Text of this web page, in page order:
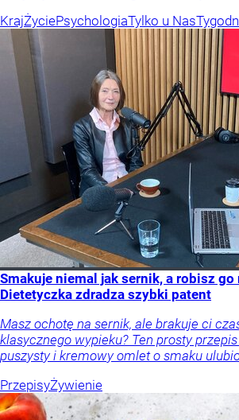
KrajŻyciePsychologiaTylko u Nas
Smakuje niemal jak sernik, a robisz go
Dietetyczka zdradza szybki patent
Masz ochotę na sernik, ale brakuje ci
klasycznego wypieku? Ten prosty
puszysty i kremowy omlet o smaku
PrzepisyŻywienie